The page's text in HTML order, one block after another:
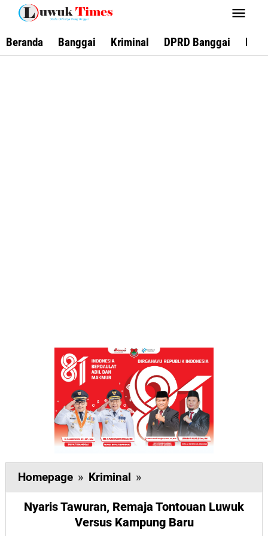
Lewati
konten
Beranda Banggai Kriminal DPRD Banggai
Homepage » Kriminal »
Tawuran,
Remaja
Tontouan
Nyaris Tawuran, Remaja Tontouan Luwuk
Versus Kampung Baru